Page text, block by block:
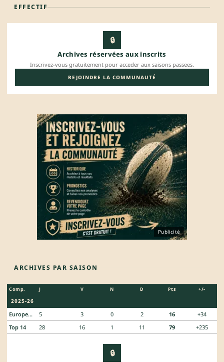
EFFECTIF
🔒
Archives réservées aux inscrits
Inscrivez-vous gratuitement pour acceder aux saisons passees.
REJOINDRE LA COMMUNAUTÉ
Publicité
ARCHIVES PAR SAISON
Comp. J V N D Pts +/-
2025-26
European Rugby Challenge Cup 5 3 0 2 16
+34
Top 14
28 16 1 11 79 +235
🔒